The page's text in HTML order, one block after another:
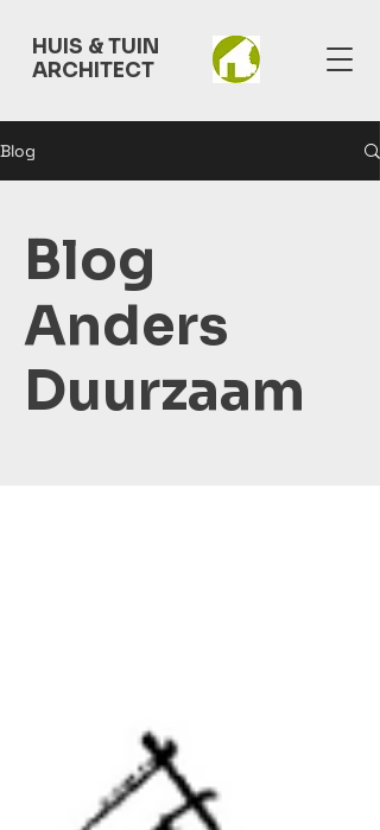
HUIS & TUIN
ARCHITECT
Blog
Blog
Anders
Duurzaam